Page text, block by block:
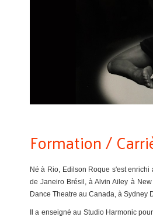
Formation /
Né à Rio, Edilson Roque s'est
de Janeiro Brésil, à Alvin Ailey à
Dance Theatre au Canada, à Sydney
Il a enseigné au Studio Harmonic